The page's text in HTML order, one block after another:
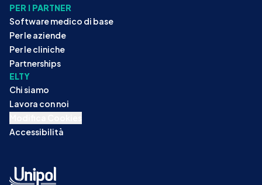
PER I PARTNER
Software medico di base
Per le aziende
Per le cliniche
Partnerships
ELTY
Chi siamo
Lavora con noi
Accessibilità